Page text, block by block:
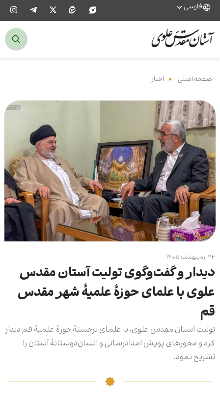
فارسی
صفحه اصلی اخبار
۲۴ اردیبهشت ۱۴۰۵
دیدار و گفت‌وگوی تولیت آستان مقدس
علوی با علمای حوزۀ علمیۀ شهر مقدس
قم
تولیت آستان مقدس علوی، با علمای برجستۀ حوزۀ علمیۀ قم دیدار
کرد و محورهای پویش امدادرسانی و انسان‌دوستانۀ آستان را
تشریح نمود.